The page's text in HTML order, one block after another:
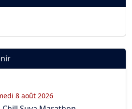
8 août 2026